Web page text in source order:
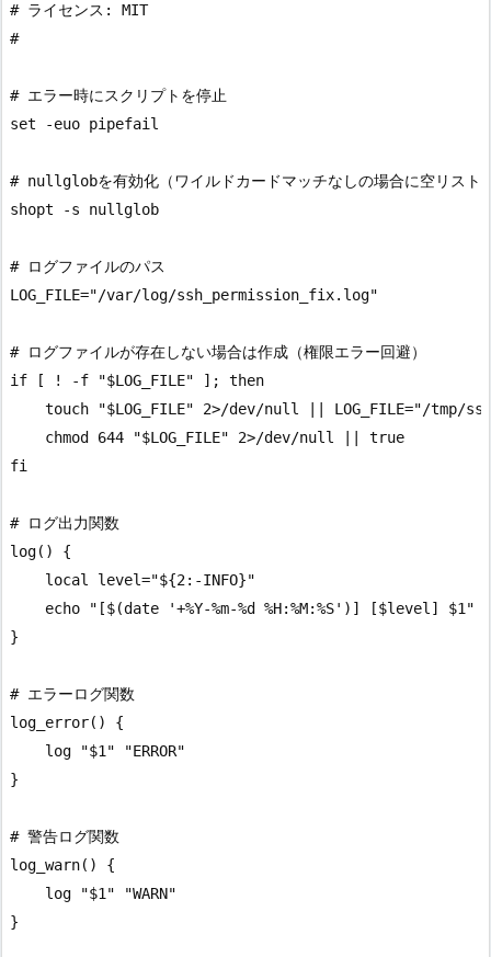
# ライセンス: MIT
#
# エラー時にスクリプトを停止
set -euo pipefail
# nullglobを有効化（ワイルドカードマッチなしの場合に空リスト
shopt -s nullglob
# ログファイルのパス
LOG_FILE="/var/log/ssh_permission_fix.log"
# ログファイルが存在しない場合は作成（権限エラー回避）
if [ ! -f "$LOG_FILE" ]; then
touch "$LOG_FILE" 2>/dev/null || LOG_FILE="/tmp/
    chmod 644 "$LOG_FILE" 2>/dev/null || true
fi
# ログ出力関数
log() {
    local level="${2:-INFO}"
echo "[$(date '+%Y-%m-%d %H:%M:%S')] [$level] $1"
}
# エラーログ関数
log_error() {
    log "$1" "ERROR"
}
# 警告ログ関数
log_warn() {
    log "$1" "WARN"
}